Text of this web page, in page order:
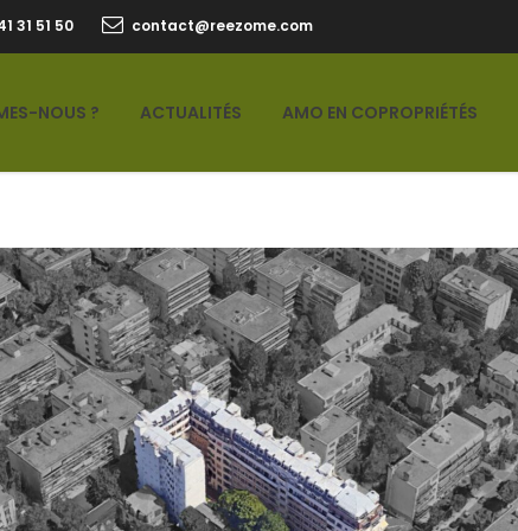
31 51 50 contact@reezome.com
NOUS ? ACTUALITÉS AMO EN COPROPRIÉTÉS